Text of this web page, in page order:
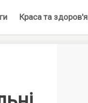
Краса та здоров'я